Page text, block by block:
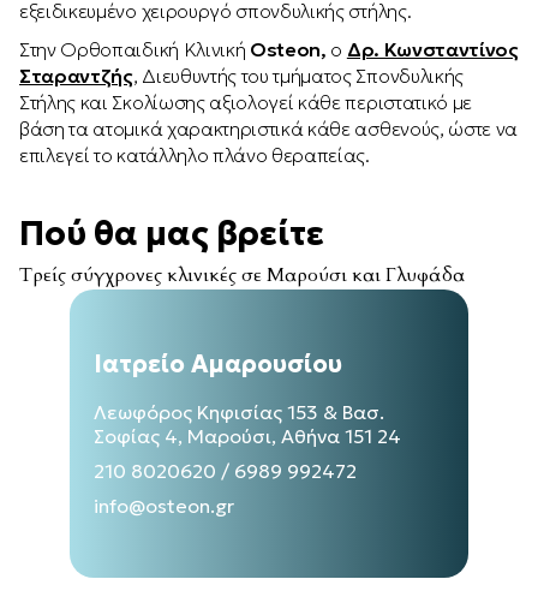
εξειδικευμένο χειρουργό σπονδυλικής στήλης.
Στην Ορθοπαιδική Κλινική Osteon, ο Δρ. Κωνσταντίνος
Σταραντζής, Διευθυντής του τμήματος Σπονδυλικής
Στήλης και Σκολίωσης αξιολογεί κάθε περιστατικό με
βάση τα ατομικά χαρακτηριστικά κάθε ασθενούς, ώστε να
επιλεγεί το κατάλληλο πλάνο θεραπείας.
Πού θα μας βρείτε
Τρείς σύγχρονες κλινικές σε Μαρούσι και Γλυφάδα
Ιατρείο Αμαρουσίου
Λεωφόρος Κηφισίας 153 & Βασ.
Σοφίας 4, Μαρούσι, Αθήνα 151 24
210 8020620 / 6989 992472
info@osteon.gr